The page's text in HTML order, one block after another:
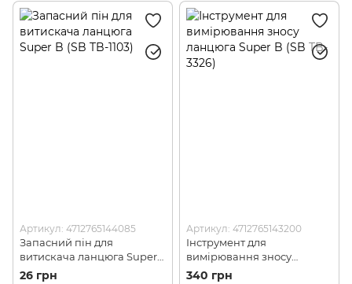
Преси та слюсарне обладнання
Набір інструменту для велосипеда
Артикул: 4712765144085
Запасний пін для
витискача ланцюга Super
B (SB TB-1103)
26 грн
Артикул: 4712765143200
Інструмент для
вимірювання зносу
ланцюга Super B (SB TB-
340 грн